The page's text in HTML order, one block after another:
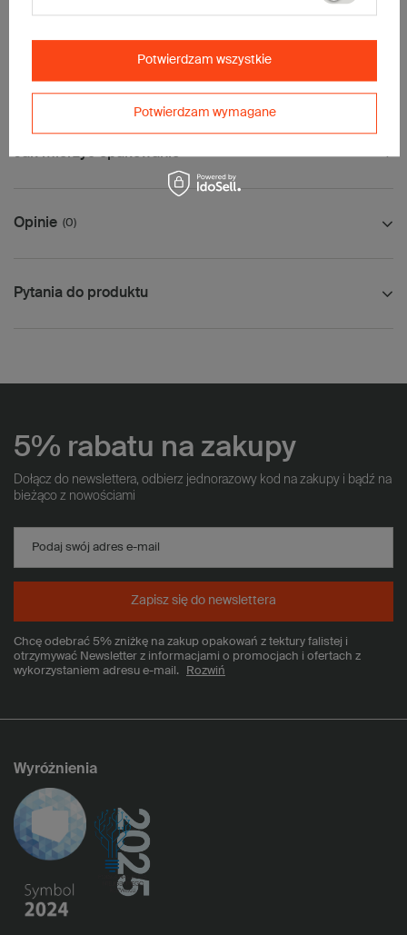
Uwaga- w zakładce Dostawa i płatności, proszę wybrać kuriera
Palet nie wysyłamy serwisem DPD.
Jak mierzyć opakowanie
Opinie (0)
Pytania do produktu
5% rabatu na zakupy
Dołącz do newslettera, odbierz jednorazowy kod na zakupy i bądź na
bieżąco z nowościami
Podaj swój adres e-mail
Chcę odebrać 5% zniżkę na zakup opakowań z tektury falistej i
otrzymywać Newsletter z informacjami o promocjach i ofertach z
wykorzystaniem adresu e-mail.
Rozwiń
Zapisz się do newslettera
Wyróżnienia
Potwierdzam wymagane
Potwierdzam wszystkie